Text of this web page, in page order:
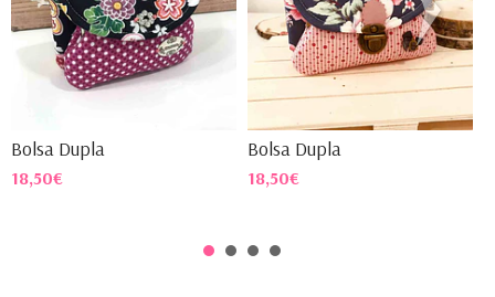
Bolsa Dupla
18,50€
Bolsa Dupla
18,50€